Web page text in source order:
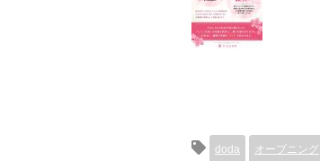
doda オープニング